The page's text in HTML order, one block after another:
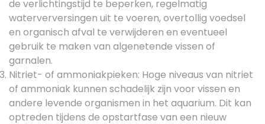
de verlichtingstijd te beperken, regelmatig
waterverversingen uit te voeren, overtollig voedsel
en organisch afval te verwijderen en eventueel
gebruik te maken van algenetende vissen of
garnalen.
Nitriet- of ammoniakpieken: Hoge niveaus van nitriet
of ammoniak kunnen schadelijk zijn voor vissen en
andere levende organismen in het aquarium. Dit kan
optreden tijdens de opstartfase van een nieuw